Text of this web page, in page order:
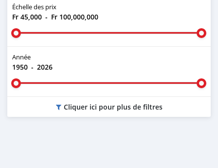
Échelle des prix
Fr 45,000 - Fr 100,000,000
Année
1950 - 2026
Cliquer ici pour plus de filtres